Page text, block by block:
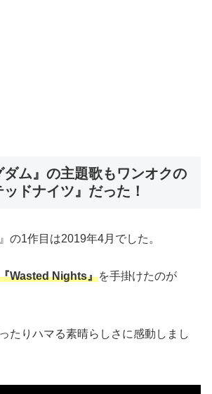
ダム』の主題歌もワンオクの
ッドナイツ』だった！
の1作目は2019年4月でした。
Wasted Nights』を手掛けたのが
たりハマる素晴らしさに感動しまし